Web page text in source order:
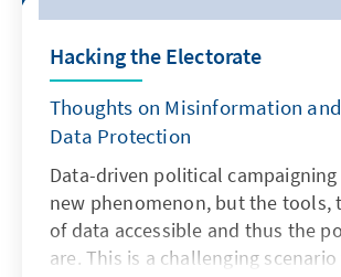
Hacking the Electorate
Thoughts on Misinformation
Data Protection
Data-driven political campaigning
new phenomenon, but the tools,
of data accessible and thus the
are. This is a challenging